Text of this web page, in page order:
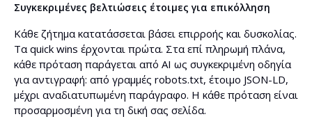
Συγκεκριμένες βελτιώσεις έτοιμες για επικόλληση
Κάθε ζήτημα κατατάσσεται βάσει επιρροής και δυσκολίας.
Τα quick wins έρχονται πρώτα. Στα επί πληρωμή πλάνα,
κάθε πρόταση παράγεται από AI ως συγκεκριμένη οδηγία
για αντιγραφή: από γραμμές robots.txt, έτοιμο JSON-LD,
μέχρι αναδιατυπωμένη παράγραφο. Η κάθε πρόταση είναι
προσαρμοσμένη για τη δική σας σελίδα.